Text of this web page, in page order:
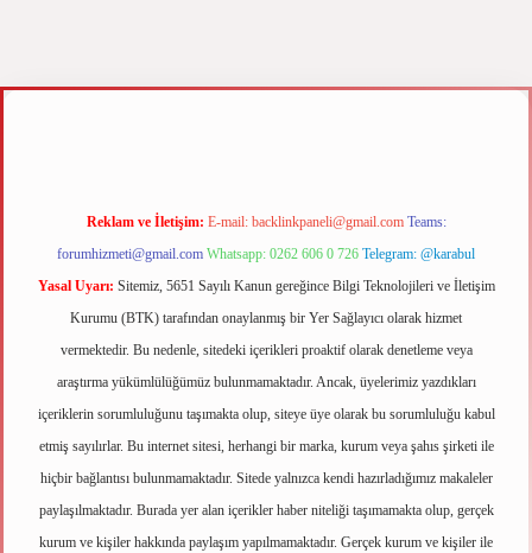
Reklam ve İletişim: E-mail: backlinkpaneli@gmail.com Teams:
forumhizmeti@gmail.com Whatsapp: 0262 606 0 726 Telegram: @karabul
Yasal Uyarı: Sitemiz, 5651 Sayılı Kanun gereğince Bilgi Teknolojileri ve İletişim
Kurumu (BTK) tarafından onaylanmış bir Yer Sağlayıcı olarak hizmet
vermektedir. Bu nedenle, sitedeki içerikleri proaktif olarak denetleme veya
araştırma yükümlülüğümüz bulunmamaktadır. Ancak, üyelerimiz yazdıkları
içeriklerin sorumluluğunu taşımakta olup, siteye üye olarak bu sorumluluğu kabul
etmiş sayılırlar. Bu internet sitesi, herhangi bir marka, kurum veya şahıs şirketi ile
hiçbir bağlantısı bulunmamaktadır. Sitede yalnızca kendi hazırladığımız makaleler
paylaşılmaktadır. Burada yer alan içerikler haber niteliği taşımamakta olup, gerçek
kurum ve kişiler hakkında paylaşım yapılmamaktadır. Gerçek kurum ve kişiler ile